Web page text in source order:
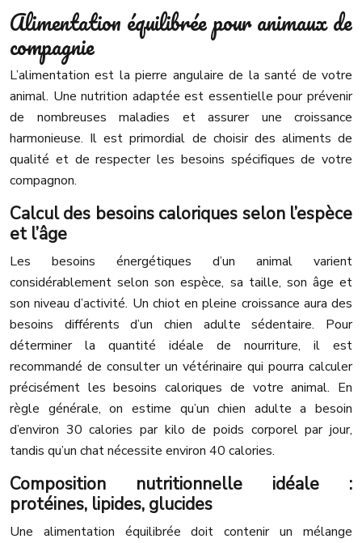
Alimentation équilibrée pour animaux de
compagnie
L’alimentation est la pierre angulaire de la santé de votre
animal. Une nutrition adaptée est essentielle pour prévenir
de nombreuses maladies et assurer une croissance
harmonieuse. Il est primordial de choisir des aliments de
qualité et de respecter les besoins spécifiques de votre
compagnon.
Calcul des besoins caloriques selon l’espèce
et l’âge
Les besoins énergétiques d’un animal varient
considérablement selon son espèce, sa taille, son âge et
son niveau d’activité. Un chiot en pleine croissance aura des
besoins différents d’un chien adulte sédentaire. Pour
déterminer la quantité idéale de nourriture, il est
recommandé de consulter un vétérinaire qui pourra calculer
précisément les besoins caloriques de votre animal. En
règle générale, on estime qu’un chien adulte a besoin
d’environ 30 calories par kilo de poids corporel par jour,
tandis qu’un chat nécessite environ 40 calories.
Composition nutritionnelle idéale :
protéines, lipides, glucides
Une alimentation équilibrée doit contenir un mélange